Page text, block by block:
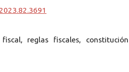
fiscal, reglas fiscales, constitución